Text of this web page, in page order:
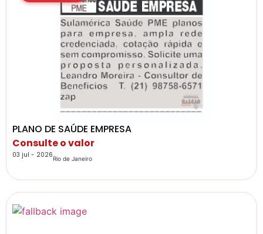
PLANO DE SAÚDE EMPRESA
Consulte o valor
03 jul - 2026Rio de Janeiro